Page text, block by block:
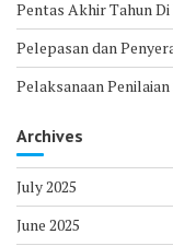
Pentas Akhir Tahun
Pelepasan dan
Pelaksanaan
Archives
July 2025
June 2025